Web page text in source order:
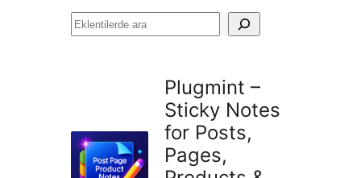
Eklentilerde
Plugmint –
Sticky Notes
for Posts,
Pages,